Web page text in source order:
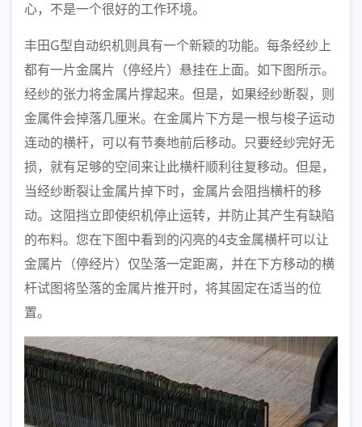
心，不是一个很好的工作环境。
丰田G型自动织机则具有一个新颖的功能。每条经纱上
都有一片金属片（停经片）悬挂在上面。如下图所示。
经纱的张力将金属片撑起来。但是，如果经纱断裂，则
金属件会掉落几厘米。在金属片下方是一根与梭子运动
连动的横杆，可以有节奏地前后移动。只要经纱完好无
损，就有足够的空间来让此横杆顺利往复移动。但是，
当经纱断裂让金属片掉下时，金属片会阻挡横杆的移
动。这阻挡立即使织机停止运转，并防止其产生有缺陷
的布料。您在下图中看到的闪亮的4支金属横杆可以让
金属片（停经片）仅坠落一定距离，并在下方移动的横
杆试图将坠落的金属片推开时，将其固定在适当的位
置。